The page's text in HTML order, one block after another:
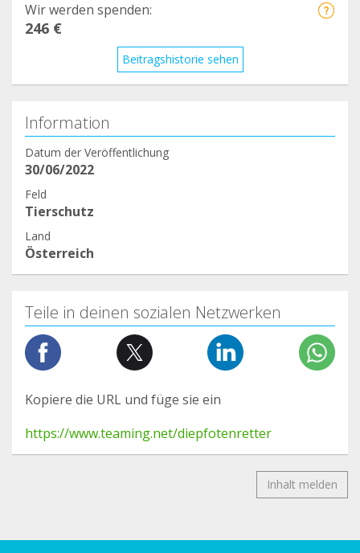
Wir werden spenden:
246 €
Beitragshistorie sehen
Information
Datum der Veröffentlichung
30/06/2022
Feld
Tierschutz
Land
Österreich
Teile in deinen sozialen Netzwerken
Kopiere die URL und füge sie ein
https://www.teaming.net/diepfotenretter
Inhalt melden